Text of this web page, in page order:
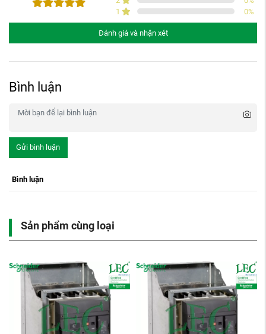
1
0%
Đánh giá và nhận xét
Bình luận
Gửi bình luận
Bình luận
Sản phẩm cùng loại